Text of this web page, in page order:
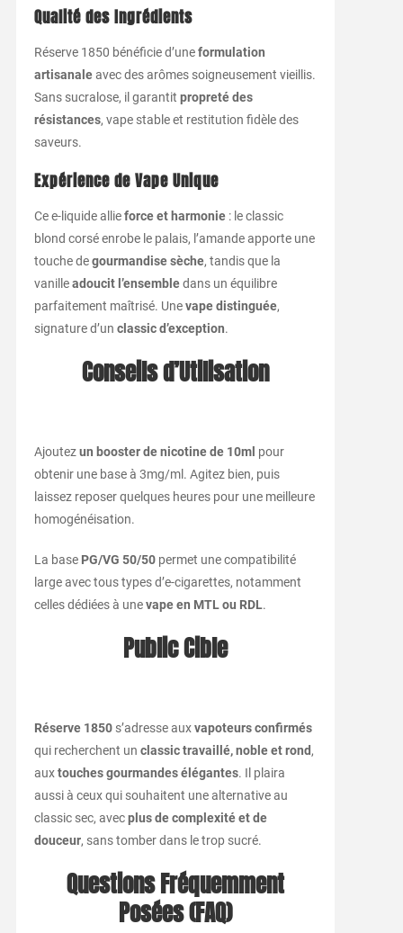
Qualité des Ingrédients
Réserve 1850 bénéficie d’uneformulation
artisanaleavec des arômes soigneusement vieillis.
Sans sucralose, il garantit propreté des
résistances, vape stable et restitution fidèle des
saveurs.
Expérience de Vape Unique
Ce e-liquide allieforce et harmonie: le classic
blond corsé enrobe le palais, l’amande apporte une
touche degourmandise sèche, tandis que la
vanilleadoucit l’ensembledans un équilibre
parfaitement maîtrisé. Unevape distinguée,
signature d’un classic d’exception.
Conseils d’Utilisation
Ajoutezun booster de nicotine de 10ml pour
obtenir une base à 3mg/ml. Agitez bien, puis
laissez reposer quelques heures pour une meilleure
homogénéisation.
La base PG/VG 50/50permet une compatibilité
large avec tous types d’e-cigarettes, notamment
celles dédiées à unevape en MTL ou RDL.
Public Cible
Réserve 1850s’adresse auxvapoteurs confirmés
qui recherchent un classic travaillé, noble et rond,
auxtouches gourmandes élégantes. Il plaira
aussi à ceux qui souhaitent une alternative au
classic sec, avecplus de complexité et de
douceur, sans tomber dans le trop sucré.
Questions Fréquemment
Posées (FAQ)